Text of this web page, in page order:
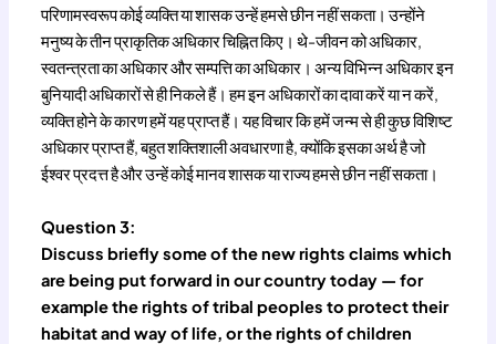
परिणामस्वरूप कोई व्यक्ति या शासक उन्हें हमसे छीन नहीं सकता। उन्होंने
मनुष्य के तीन प्राकृतिक अधिकार चिह्नित किए। थे-जीवन को अधिकार,
स्वतन्त्रता का अधिकार और सम्पत्ति का अधिकार। अन्य विभिन्न अधिकार इन
बुनियादी अधिकारों से ही निकले हैं। हम इन अधिकारों का दावा करें या न करें,
व्यक्ति होने के कारण हमें यह प्राप्त हैं। यह विचार कि हमें जन्म से ही कुछ विशिष्ट
अधिकार प्राप्त हैं, बहुत शक्तिशाली अवधारणा है, क्योंकि इसका अर्थ है जो
ईश्वर प्रदत्त है और उन्हें कोई मानव शासक या राज्य हमसे छीन नहीं सकता।
Question 3:
Discuss briefly some of the new rights claims which
are being put forward in our country today — for
example the rights of tribal peoples to protect their
habitat and way of life, or the rights of children